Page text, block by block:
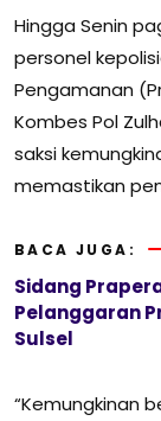
Hingga Senin
personel
Pengamanan
Kombes Pol
saksi
memastikan
BACA JUGA:
Sidang
Pelanggaran
Sulsel
“Kemungkinan